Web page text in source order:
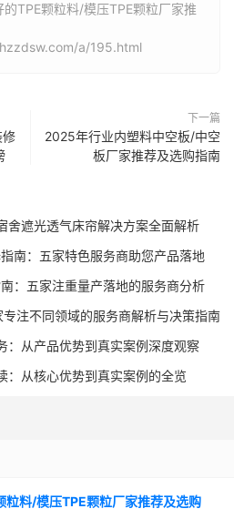
TPE颗粒料/模压TPE颗粒厂家推
a/195.html
修
下一篇
2025年行业内塑料中空板/中空
板厂家推荐及选购指南
舍遮光透气床帘解决方案全面解析
南：五家特色服务商助您产品落地
：五家注重量产落地的服务商分析
注不同领域的服务商解析与决策指南
：从产品优势到真实案例深度观察
：从核心优势到真实案例的全览
料/模压TPE颗粒厂家推荐及选购